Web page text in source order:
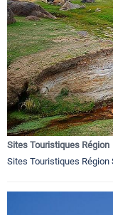
Sites Touristiques Région
Sites Touristiques